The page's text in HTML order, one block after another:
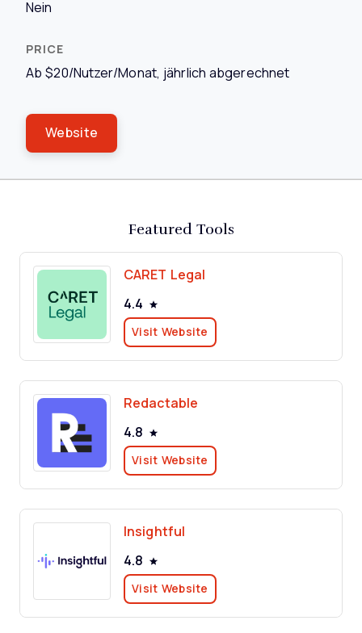
Nein
Ab $20/Nutzer/Monat, jährlich abgerechnet
Website
Featured Tools
CARET Legal
4.4
Visit Website
Redactable
4.8
Visit Website
Insightful
4.8
Visit Website